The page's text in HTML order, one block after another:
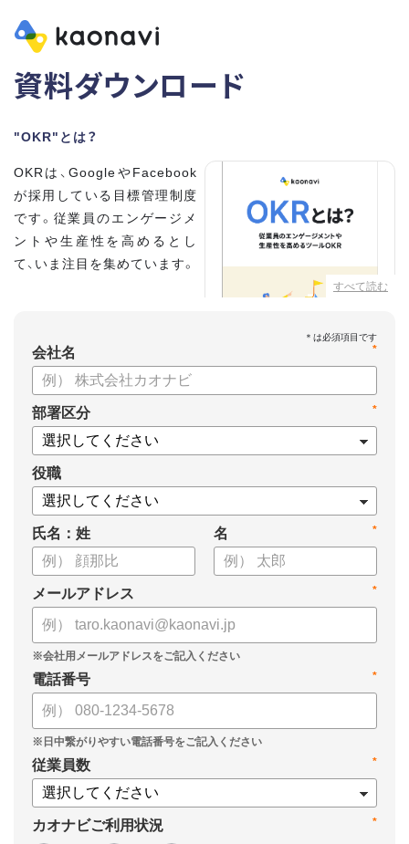
資料ダウンロード
"OKR"とは？
すべて読む
OKRは、GoogleやFacebook
が採用している目標管理制度
です。従業員のエンゲージメ
ントや生産性を高めるとし
て、いま注目を集めています。
・OKRと従来の目標管理制度
との違い
・OKRを導入、運用するにはどうすればいいのか
・OKRの運用を助けるツール
についてまとめましたので、ぜひお役立てください。
*
会社名
*
部署区分
役職
氏名：姓 *
名
*
メールアドレス
*
電話番号
*
従業員数
*
カオナビご利用状況